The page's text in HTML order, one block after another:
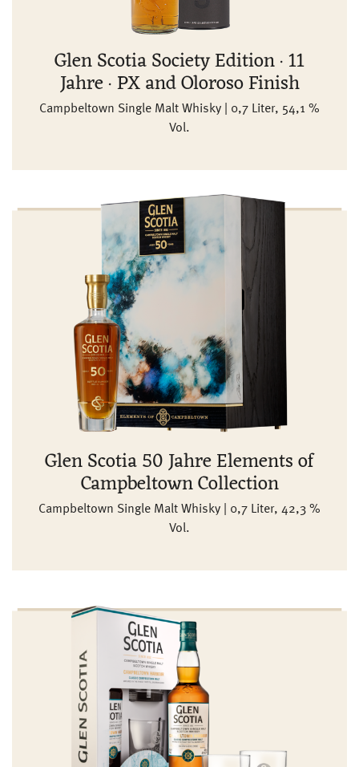
Glen Scotia Society Edition · 11
Jahre · PX and Oloroso Finish
Campbeltown Single Malt Whisky | 0,7 Liter, 54,1 %
Vol.
Glen Scotia 50 Jahre Elements of
Campbeltown Collection
Campbeltown Single Malt Whisky | 0,7 Liter, 42,3 %
Vol.